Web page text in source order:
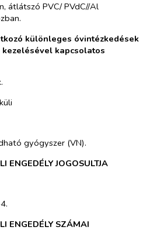
átlátszó PVC/ PVdC//Al
különleges óvintézkedések
kapcsolatos
gyógyszer (VN).
ENGEDÉLY JOGOSULTJA
ENGEDÉLY SZÁMAI